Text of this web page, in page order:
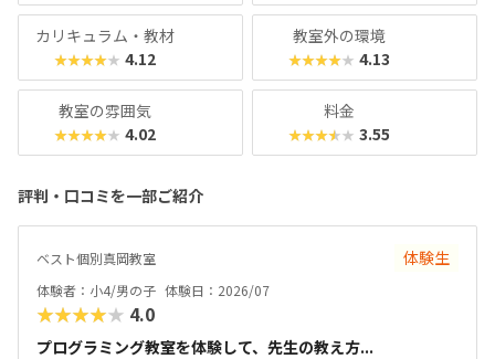
カリキュラム・教材
★★★★★ 4.12
教室外の環境
★★★★★ 4.13
教室の雰囲気
★★★★★ 4.02
料金
★★★★★ 3.55
評判・口コミを一部ご紹介
ベスト個別真岡教室 体験生
体験者：小4/男の子 体験日：2026/07
★★★★★ 4.0
プログラミング教室を体験して、先生の教え方...